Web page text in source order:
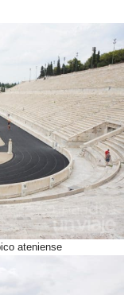
ateniense